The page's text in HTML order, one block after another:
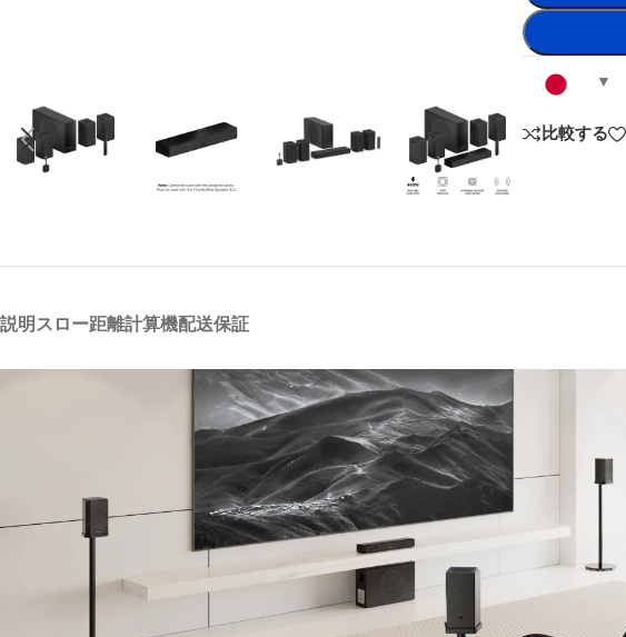
比較する
説明スロー距離計算機配送保証